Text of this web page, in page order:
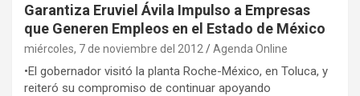
Garantiza Eruviel Ávila Impulso a Empresas
que Generen Empleos en el Estado de México
miércoles, 7 de noviembre del 2012 Agenda Online
•El gobernador visitó la planta Roche-México, en Toluca, y
reiteró su compromiso de continuar apoyando